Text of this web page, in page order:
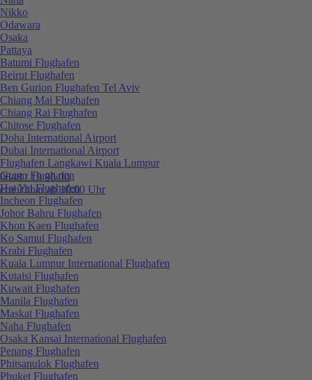
0848 / 19 96 00
erreichbar ab 10:00 Uhr
Nikko
Odawara
Osaka
Pattaya
Batumi Flughafen
Beirut Flughafen
Ben Gurion Flughafen Tel Aviv
Chiang Mai Flughafen
Chiang Rai Flughafen
Chitose Flughafen
Doha International Airport
Dubai International Airport
Flughafen Langkawi Kuala Lumpur
Guam Flughafen
Hat Yai Flughafen
Incheon Flughafen
Johor Bahru Flughafen
Khon Kaen Flughafen
Ko Samui Flughafen
Krabi Flughafen
Kuala Lumpur International Flughafen
Kutaisi Flughafen
Kuwait Flughafen
Manila Flughafen
Maskat Flughafen
Naha Flughafen
Osaka Kansai International Flughafen
Penang Flughafen
Phitsanulok Flughafen
Phuket Flughafen